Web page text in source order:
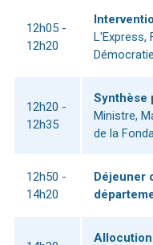
12h05 -
12h20
L'Express,
12h20 -
12h35
Synthèse
Ministre,
de la
12h50 -
14h20
Déjeuner